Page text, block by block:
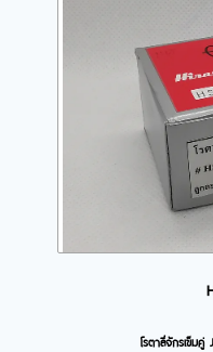
โรตาลี่จักรเข็ม